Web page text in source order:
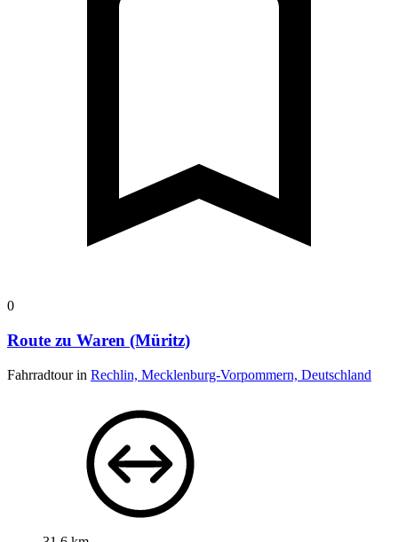
0
Route zu Waren (Müritz)
Fahrradtour in Rechlin, Mecklenburg-Vorpommern, Deutschland